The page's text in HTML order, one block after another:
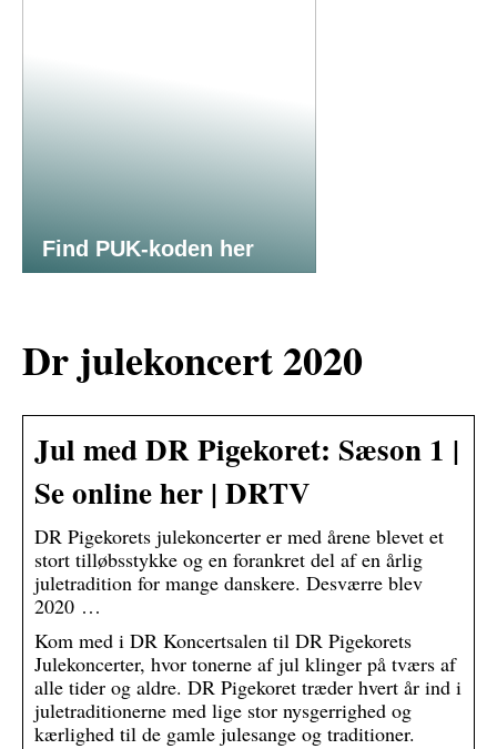
Find PUK-koden her
Dr julekoncert 2020
Jul med DR Pigekoret: Sæson 1 |
Se online her | DRTV
DR Pigekorets julekoncerter er med årene blevet et
stort tilløbsstykke og en forankret del af en årlig
juletradition for mange danskere. Desværre blev
2020 …
Kom med i DR Koncertsalen til DR Pigekorets
Julekoncerter, hvor tonerne af jul klinger på tværs af
alle tider og aldre. DR Pigekoret træder hvert år ind i
juletraditionerne med lige stor nysgerrighed og
kærlighed til de gamle julesange og traditioner.